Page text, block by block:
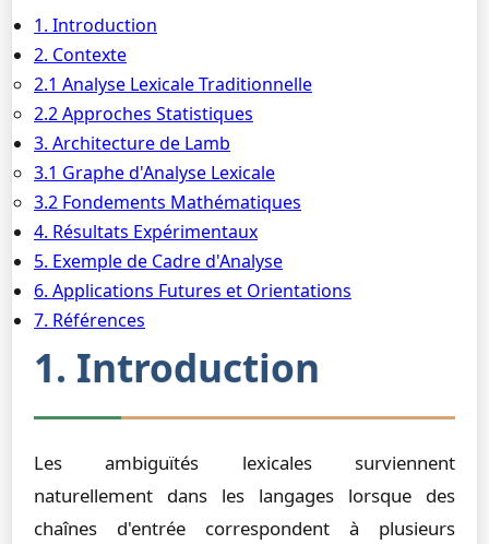
1. Introduction
2. Contexte
2.1 Analyse Lexicale Traditionnelle
2.2 Approches Statistiques
3. Architecture de Lamb
3.1 Graphe d'Analyse Lexicale
3.2 Fondements Mathématiques
4. Résultats Expérimentaux
5. Exemple de Cadre d'Analyse
6. Applications Futures et Orientations
7. Références
1. Introduction
Les ambiguïtés lexicales surviennent
naturellement dans les langages lorsque des
chaînes d'entrée correspondent à plusieurs